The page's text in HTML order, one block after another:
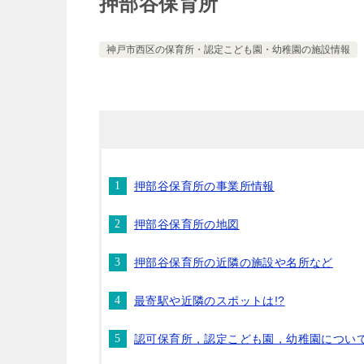
神戸市西区の保育所・認定こども園・幼稚園の施設情報
押部谷保育所の事業所情報
押部谷保育所の地図
押部谷保育所の近隣の施設や名所など
最寄駅や近隣のスポットは!?
認可保育所，認定こども園，幼稚園につい